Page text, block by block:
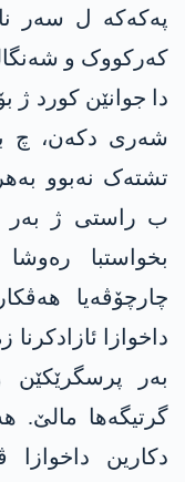
پەکەکە ل سەر
کەرکووک و
دا جوانێن کورد ژ
شەری دکەن، چ
تشتەک نەبوو
ب راستی ژ بەر
بخواستبا
چارچۆڤەیا
داخوازا
بەر
گرتیگەھا
دکارین داخوازا